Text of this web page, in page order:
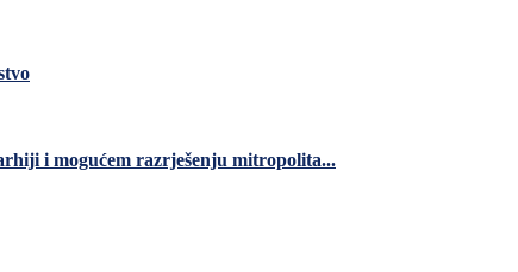
i mogućem razrješenju mitropolita...